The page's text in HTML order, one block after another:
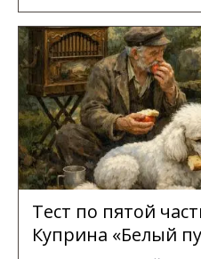
Тест по пятой
Куприна «Белый